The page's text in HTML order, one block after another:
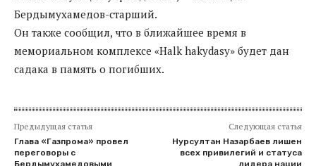
Бердымухамедов-старший.
Он также сообщил, что в ближайшее время в
мемориальном комплексе «Halk hakydasy» будет дан
садака в память о погибших.
Предыдущая статья
Глава «Газпрома» провел
переговоры с
Бердымухамедовыми
Следующая статья
Нурсултан Назарбаев лишен
всех привилегий и статуса
лидера нации